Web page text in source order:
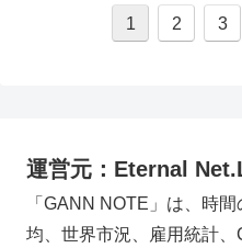
1 2 3
運営元：Eternal
「GANN NOTE」は、時
均、世界市況、雇用統計